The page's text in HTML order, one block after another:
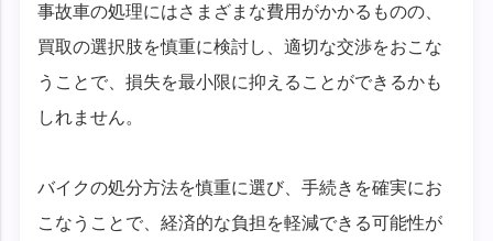
事故車の処理にはさまざまな費用がかかるものの、
買取の選択肢を慎重に検討し、適切な交渉をおこな
うことで、損失を最小限に抑えることができるかも
しれません。
バイクの処分方法を慎重に選び、手続きを確実にお
こなうことで、経済的な負担を軽減できる可能性が